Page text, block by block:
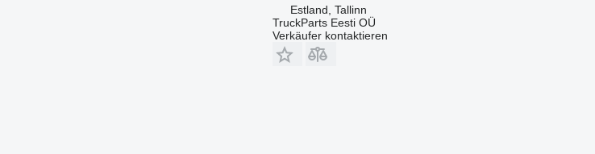
Estland, Tallinn
TruckParts Eesti OÜ
Verkäufer kontaktieren